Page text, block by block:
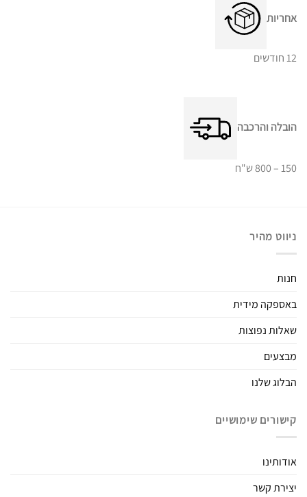
אחריות
12 חודשים
הובלה והרכבה
150 – 800 ש"ח
ניווט מהיר
חנות
באספקה מידית
שאלות נפוצות
מבצעים
הבלוג שלנו
קישורים שימושיים
אודותינו
יצירת קשר